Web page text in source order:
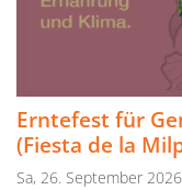
Erntefest für
(Fiesta de la
Sa, 26. September